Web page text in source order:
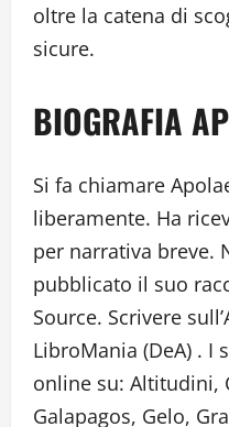
oltre la catena di
sicure.
BIOGRAFIA
Si fa chiamare
liberamente. Ha
per narrativa breve.
pubblicato il suo
Source. Scrivere
LibroMania (DeA) . I
online su: Altitudini,
Galapagos, Gelo,